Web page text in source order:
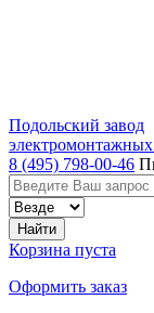
Подольский завод
8 (495) 798-00-46
Корзина пуста
Оформить заказ